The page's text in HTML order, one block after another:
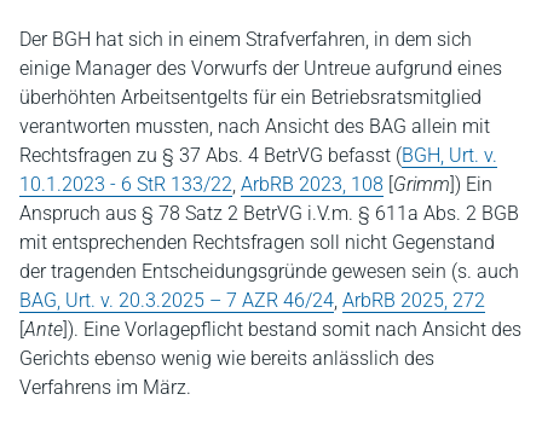
Der BGH hat sich in einem Strafverfahren, in dem sich
einige Manager des Vorwurfs der Untreue aufgrund eines
überhöhten Arbeitsentgelts für ein Betriebsratsmitglied
verantworten mussten, nach Ansicht des BAG allein mit
Rechtsfragen zu § 37 Abs. 4 BetrVG befasst (BGH, Urt. v.
10.1.2023 - 6 StR 133/22, ArbRB 2023, 108 [Grimm]) Ein
Anspruch aus § 78 Satz 2 BetrVG i.V.m. § 611a Abs. 2 BGB
mit entsprechenden Rechtsfragen soll nicht Gegenstand
der tragenden Entscheidungsgründe gewesen sein (s. auch
BAG, Urt. v. 20.3.2025 – 7 AZR 46/24, ArbRB 2025, 272
[Ante]). Eine Vorlagepflicht bestand somit nach Ansicht des
Gerichts ebenso wenig wie bereits anlässlich des
Verfahrens im März.